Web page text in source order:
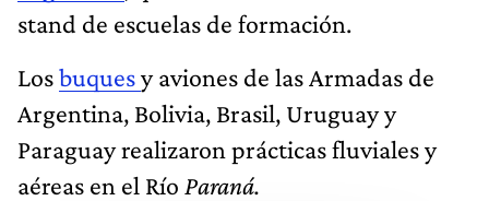
stand de escuelas de formación.
Losbuquesy aviones de las Armadas de
Argentina, Bolivia, Brasil, Uruguay y
Paraguay realizaron prácticas fluviales y
aéreas en el Río Paraná.